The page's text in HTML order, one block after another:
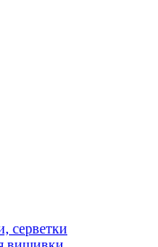
серветки